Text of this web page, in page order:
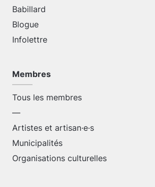
Babillard
Blogue
Infolettre
Membres
Tous les membres
—
Artistes et artisan·e·s
Municipalités
Organisations culturelles